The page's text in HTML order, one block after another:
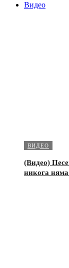
Видео
ВИДЕО
(Видео)
никога